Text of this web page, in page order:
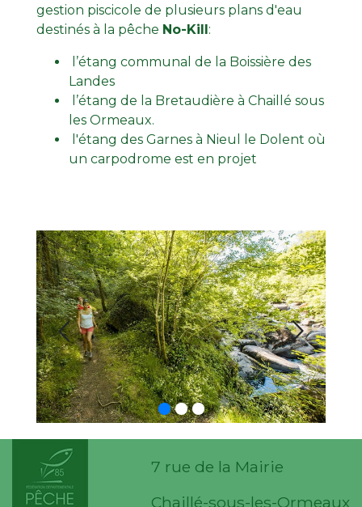
gestion piscicole de plusieurs plans d'eau
destinés à la pêche No-Kill :
l’étang communal de la Boissière des
Landes
l’étang de la Bretaudière à Chaillé sous
les Ormeaux.
l'étang des Garnes à Nieul le Dolent où
un carpodrome est en projet
7 rue de la Mairie
Chaillé-sous-les-Ormeaux